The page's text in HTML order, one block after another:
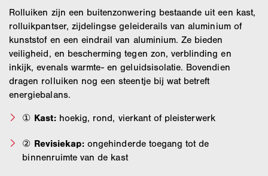
Rolluiken zijn een buitenzonwering bestaande uit een kast,
rolluikpantser, zijdelingse geleiderails van aluminium of
kunststof en een eindrail van aluminium. Ze bieden
veiligheid, en bescherming tegen zon, verblinding en
inkijk, evenals warmte- en geluidsisolatie. Bovendien
dragen rolluiken nog een steentje bij wat betreft
energiebalans.
① Kast: hoekig, rond, vierkant of pleisterwerk
② Revisiekap:ongehinderde toegang tot de
binnenruimte van de kast